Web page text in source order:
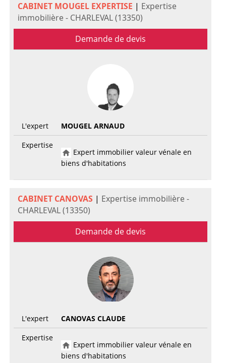
CABINET MOUGEL EXPERTISE | Expertise
immobilière - CHARLEVAL (13350)
Demande de devis
L'expert
MOUGEL ARNAUD
Expertise
Expert immobilier valeur vénale en
biens d'habitations
CABINET CANOVAS | Expertise immobilière -
CHARLEVAL (13350)
Demande de devis
L'expert
CANOVAS CLAUDE
Expertise
Expert immobilier valeur vénale en
biens d'habitations